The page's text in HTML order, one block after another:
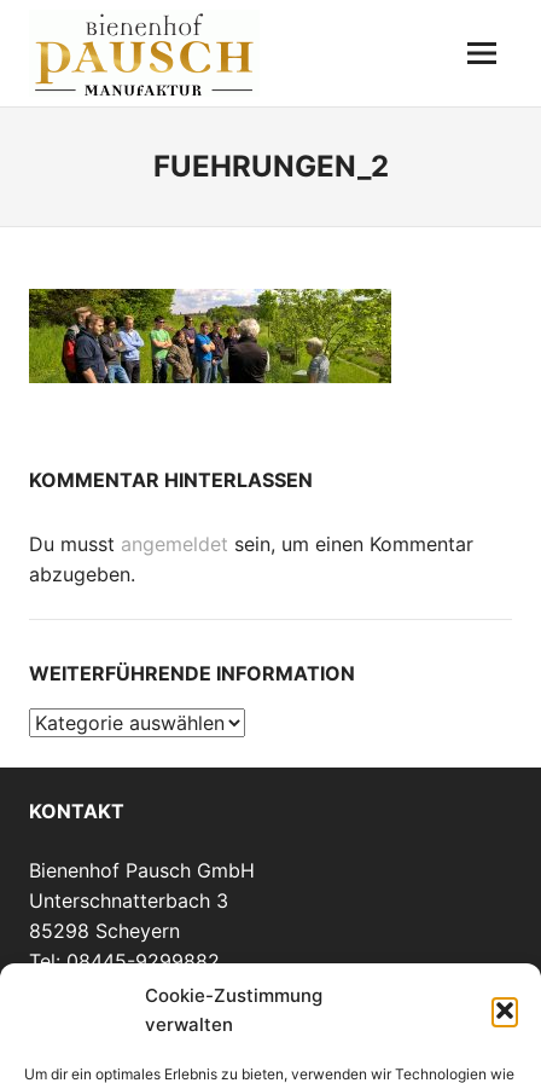
Cookie-Zustimmung
verwalten
Um dir ein optimales Erlebnis zu bieten, verwenden wir Technologien wie
Inhalt
springen
Destillerie
Menü
FUEHRUNGEN_2
KOMMENTAR HINTERLASSEN
Du musst angemeldet sein, um einen Kommentar
abzugeben.
WEITERFÜHRENDE INFORMATION
Weiterführende
KONTAKT
Bienenhof Pausch GmbH
Unterschnatterbach 3
85298 Scheyern
Tel: 08445-9299882
info(at)bienenhof-pausch.de